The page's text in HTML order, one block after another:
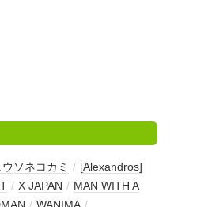
ソネコカミ / [Alexandros]
/ X JAPAN / MAN WITH A